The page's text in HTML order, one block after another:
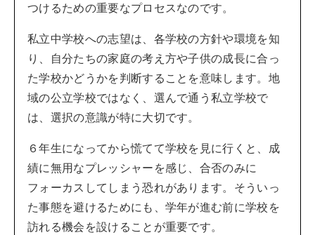
つけるための重要なプロセスなのです。
私立中学校への志望は、各学校の方針や環境を知
り、自分たちの家庭の考え方や子供の成長に合っ
た学校かどうかを判断することを意味します。地
域の公立学校ではなく、選んで通う私立学校で
は、選択の意識が特に大切です。
６年生になってから慌てて学校を見に行くと、成
績に無用なプレッシャーを感じ、合否のみに
フォーカスしてしまう恐れがあります。そういっ
た事態を避けるためにも、学年が進む前に学校を
訪れる機会を設けることが重要です。